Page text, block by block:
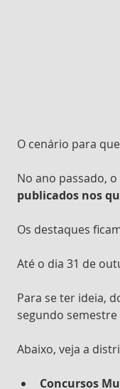
O cenário para
No ano passado,
publicados nos
Os destaques
Até o dia 31 de
Para se ter ideia,
segundo
Abaixo, veja a
Concursos